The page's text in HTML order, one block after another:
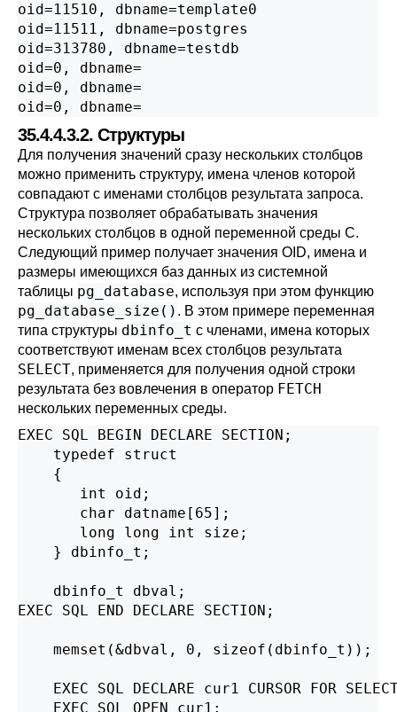
oid=11510, dbname=template0
oid=11511, dbname=postgres
oid=313780, dbname=testdb
oid=0, dbname=
oid=0, dbname=
35.4.4.3.2. Структуры
Для получения значений сразу нескольких столбцов
можно применить структуру, имена членов которой
совпадают с именами столбцов результата запроса.
Структура позволяет обрабатывать значения
нескольких столбцов в одной переменной среды С.
Следующий пример получает значения OID, имена и
размеры имеющихся баз данных из системной
таблицы pg_database, используя при этом функцию
pg_database_size() . В этом примере переменная
типа структуры dbinfo_t с членами, имена которых
соответствуют именам всех столбцов результата
SELECT, применяется для получения одной строки
результата без вовлечения в оператор FETCH
нескольких переменных среды.
EXEC SQL BEGIN DECLARE SECTION;
    typedef struct
    {
       int oid;
       char datname[65];
       long long int size;
    } dbinfo_t;
    dbinfo_t dbval;
EXEC SQL END DECLARE SECTION;
    memset(&dbval, 0, sizeof(dbinfo_t));
EXEC SQL DECLARE cur1 CURSOR FOR
    EXEC SQL OPEN cur1;